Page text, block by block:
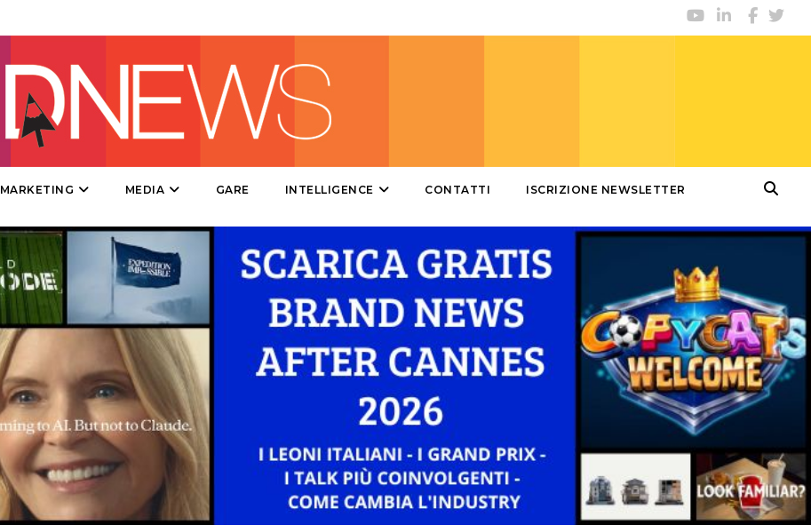
ESTERNA
RADIO / AUDIO
TV
DATI
PREVISIONI/SCENARI
NORMATIVE
TREND
CASE HISTORY
MARKETING MEDIA GARE INTELLIGENCE CONTATTI ISCRIZIONE NEWSLETTER